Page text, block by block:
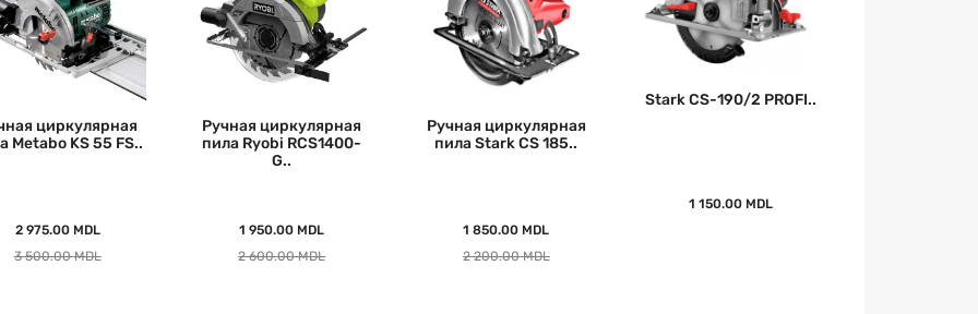
циркулярная
Metabo KS 55 FS..
2 975.00 MDL
3 500.00 MDL
Ручная циркулярная
пила Ryobi RCS1400-
G..
1 950.00 MDL
2 600.00 MDL
Ручная циркулярная
пила Stark CS 185..
1 850.00 MDL
2 200.00 MDL
Stark CS-190/2 PROFI..
1 150.00 MDL